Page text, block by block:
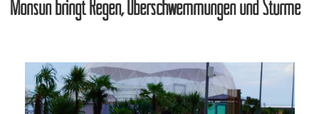
Monsun bringt Regen, Überschwemmungen und Stürme